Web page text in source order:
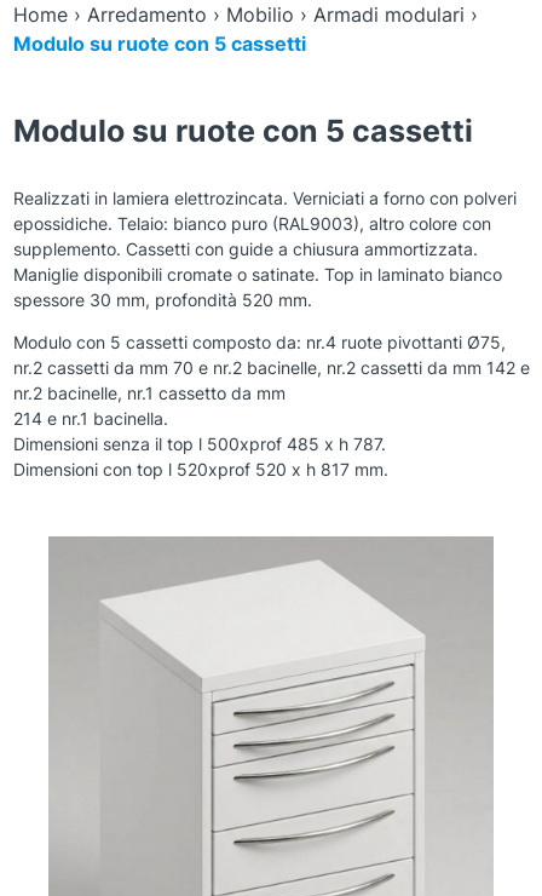
Home› Arredamento › Mobilio › Armadi modulari ›
Modulo su ruote con 5 cassetti
Modulo su ruote con 5 cassetti
Realizzati in lamiera elettrozincata. Verniciati a forno con polveri
epossidiche. Telaio: bianco puro (RAL9003), altro colore con
supplemento. Cassetti con guide a chiusura ammortizzata.
Maniglie disponibili cromate o satinate. Top in laminato bianco
spessore 30 mm, profondità 520 mm.
Modulo con 5 cassetti composto da: nr.4 ruote pivottanti Ø75,
nr.2 cassetti da mm 70 e nr.2 bacinelle, nr.2 cassetti da mm 142 e
nr.2 bacinelle, nr.1 cassetto da mm
214 e nr.1 bacinella.
Dimensioni senza il top l 500xprof 485 x h 787.
Dimensioni con top l 520xprof 520 x h 817 mm.